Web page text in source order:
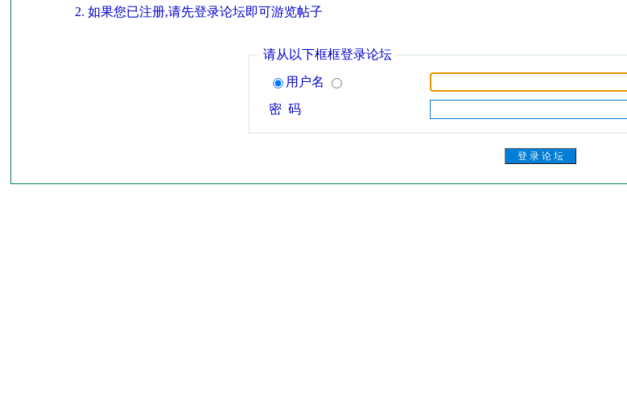
如果您已注册,请先登录论坛即可游览帖子
请从以下框框登录论坛
用户名
密 码